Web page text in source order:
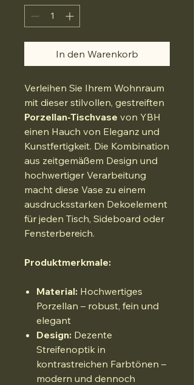
In den Warenkorb
Verleihen Sie Ihrem Wohnraum
mit dieser stilvollen, gestreiften
Porzellan-Tischvase von YBH
einen Hauch von Eleganz und
Kunstfertigkeit. Die Kombination
aus zeitgemäßem Design und
hochwertiger Verarbeitung
macht diese Vase zu einem
ausdrucksstarken Dekoelement
für jeden Tisch, Sideboard oder
Fensterbereich.
Produktmerkmale:
Material: Hochwertiges
Porzellan – robust, fein und
elegant
Design: Dezente
Streifenoptik in
kontrastreichen Farbtönen –
modern und dennoch